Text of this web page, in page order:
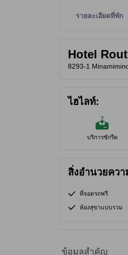
รายละเอียดที่พัก
Hotel
8293-1
ไฮไลท์:
บริการซักรีด
สิ่งอำนวยคว
ที่จอดรถฟรี
ห้องสุขาแบบรวม
ข้อมูลสำคัญ